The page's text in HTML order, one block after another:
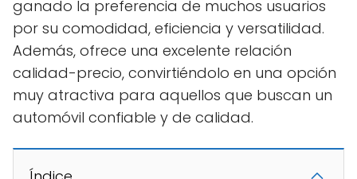
ganado la preferencia de muchos usuarios
por su comodidad, eficiencia y versatilidad.
Además, ofrece una excelente relación
calidad-precio, convirtiéndolo en una opción
muy atractiva para aquellos que buscan un
automóvil confiable y de calidad.